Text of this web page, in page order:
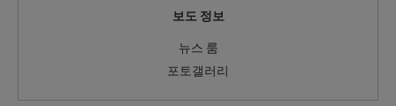
보도 정보
뉴스 룸
포토갤러리